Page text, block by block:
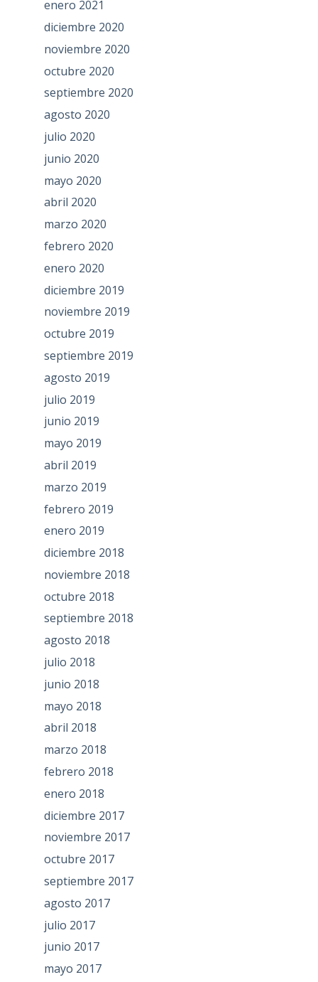
enero 2021
diciembre 2020
noviembre 2020
octubre 2020
septiembre 2020
agosto 2020
julio 2020
junio 2020
mayo 2020
abril 2020
marzo 2020
febrero 2020
enero 2020
diciembre 2019
noviembre 2019
octubre 2019
septiembre 2019
agosto 2019
julio 2019
junio 2019
mayo 2019
abril 2019
marzo 2019
febrero 2019
enero 2019
diciembre 2018
noviembre 2018
octubre 2018
septiembre 2018
agosto 2018
julio 2018
junio 2018
mayo 2018
abril 2018
marzo 2018
febrero 2018
enero 2018
diciembre 2017
noviembre 2017
octubre 2017
septiembre 2017
agosto 2017
julio 2017
junio 2017
mayo 2017